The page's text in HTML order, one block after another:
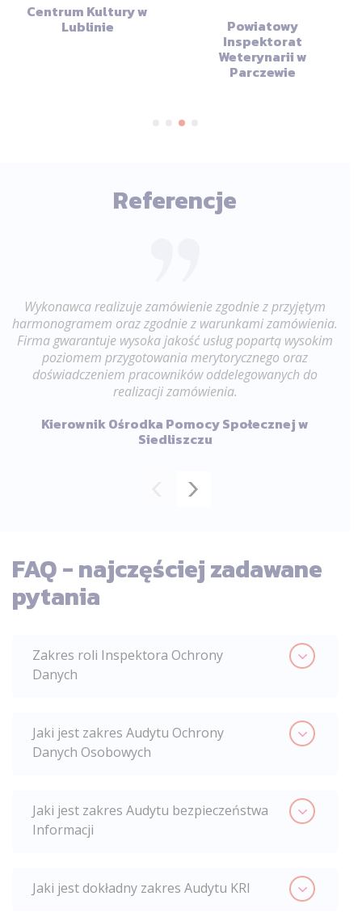
Centrum Kultury w
Lublinie Powiatowy
Inspektorat
Weterynarii w
Parczewie
Referencje
Wykonawca realizuje zamówienie zgodnie z przyjętym
harmonogramem oraz zgodnie z warunkami zamówienia.
Firma gwarantuje wysoka jakość usług popartą wysokim
poziomem przygotowania merytorycznego oraz
doświadczeniem pracowników oddelegowanych do
realizacji zamówienia.
Kierownik Ośrodka Pomocy Społecznej w
Siedliszczu
FAQ - najczęściej zadawane
pytania
Zakres roli Inspektora Ochrony
Danych
Jaki jest zakres Audytu Ochrony
Danych Osobowych
Jaki jest zakres Audytu bezpieczeństwa
Informacji
Jaki jest dokładny zakres Audytu KRI